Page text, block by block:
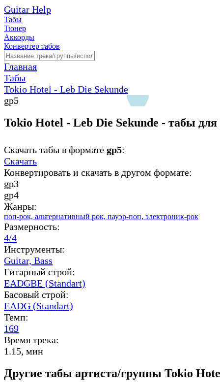
Guitar Help
Табы
Тюнер
Аккорды
Конвертер табов
Главная
Табы
Tokio Hotel - Leb Die Sekunde
gp5
Tokio Hotel - Leb Die Sekunde - табы
Скачать табы в формате gp5:
Скачать
Конвертировать и скачать в другом формате:
gp3
gp4
Жанры:
поп-рок, альтернативный рок, пауэр-поп, электроник-рок
Размерность:
4/4
Инструменты:
Guitar, Bass
Гитарный строй:
EADGBE (Standart)
Басовый строй:
EADG (Standart)
Темп:
169
Время трека:
1.15, мин
Другие табы артиста/группы Tokio